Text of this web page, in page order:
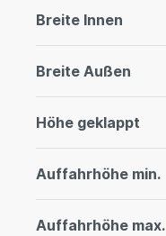
Breite Innen
Breite Außen
Höhe geklappt
Auffahrhöhe min.
Auffahrhöhe max.